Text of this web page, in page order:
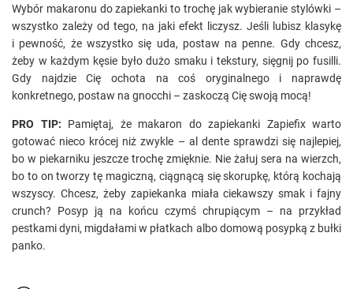
Wybór makaronu do zapiekanki to trochę jak wybieranie stylówki –
wszystko zależy od tego, na jaki efekt liczysz. Jeśli lubisz klasykę
i pewność, że wszystko się uda, postaw na penne. Gdy chcesz,
żeby w każdym kęsie było dużo smaku i tekstury, sięgnij po fusilli.
Gdy najdzie Cię ochota na coś oryginalnego i naprawdę
konkretnego, postaw na gnocchi – zaskoczą Cię swoją mocą!
PRO TIP: Pamiętaj, że makaron do zapiekanki Zapiefix warto
gotować nieco krócej niż zwykle – al dente sprawdzi się najlepiej,
bo w piekarniku jeszcze trochę zmięknie. Nie żałuj sera na wierzch,
bo to on tworzy tę magiczną, ciągnącą się skorupkę, którą kochają
wszyscy. Chcesz, żeby zapiekanka miała ciekawszy smak i fajny
crunch? Posyp ją na końcu czymś chrupiącym – na przykład
pestkami dyni, migdałami w płatkach albo domową posypką z bułki
panko.